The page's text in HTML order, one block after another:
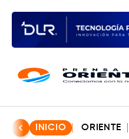
INICIO ORIENTE